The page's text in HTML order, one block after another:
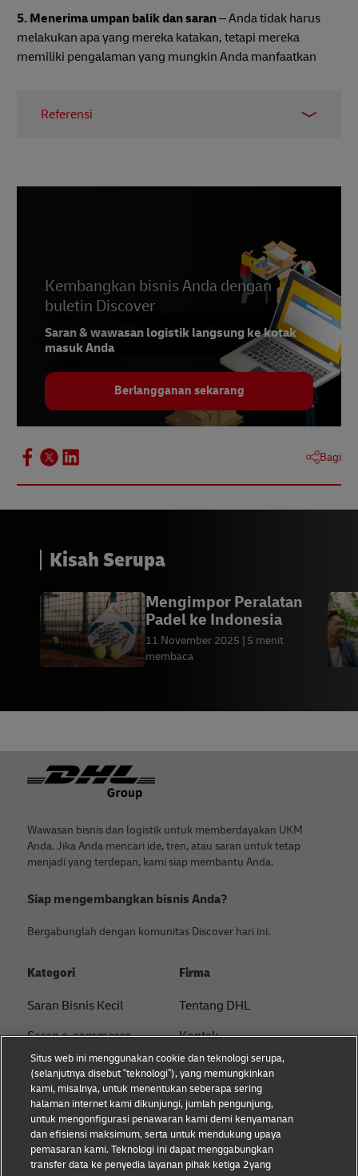
5. Menerima umpan balik dan saran– Anda tidak harus
melakukan apa yang mereka katakan, tetapi mereka
memiliki pengalaman yang mungkin Anda manfaatkan
Referensi
Kembangkan bisnis Anda dengan
buletin Discover
Saran & wawasan logistik langsung ke kotak
masuk Anda
Berlangganan sekarang
Bagi
Kisah Serupa
Mengimpor Peralatan
Padel ke Indonesia
11 November 2025
5 menit
membaca
Footer
Wawasan bisnis dan logistik untuk memberdayakan UKM
Anda. Jika Anda mencari ide, tren, atau saran untuk tetap
menjadi yang terdepan, kami siap membantu Anda.
Siap mengembangkan bisnis Anda?
Bergabunglah dengan komunitas Discover hari ini.
Kategori
Saran Bisnis Kecil
Saran e-commerce
Saran B2B
Saran logistik
Tentang DHL
Pengiriman dengan DHL
Firma
Tentang DHL
Kontak
Pusat Pers
Keberlanjutan
Pemberitahuan hukum
Ketentuan penggunaan
Situs web ini menggunakan cookie dan teknologi serupa,
(selanjutnya disebut “teknologi”), yang memungkinkan
kami, misalnya, untuk menentukan seberapa sering
halaman internet kami dikunjungi, jumlah pengunjung,
untuk mengonfigurasi penawaran kami demi kenyamanan
dan efisiensi maksimum, serta untuk mendukung upaya
pemasaran kami. Teknologi ini dapat menggabungkan
transfer data ke penyedia layanan pihak ketiga 2yang